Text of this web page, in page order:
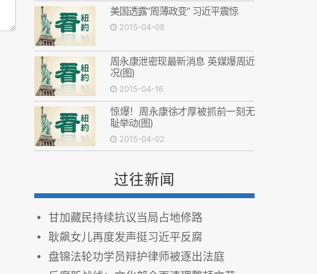
美国透露“周薄政变” 习近平震惊
2015-04-08
周永康泄密现最新消息 英媒爆周近
况(图)
2015-04-16
惊爆！周永康徐才厚被抓前一刻无
耻举动(图)
2015-04-02
过往新闻
甘加藏民持续抗议当局占地修路
耿飙女儿再度发声挺习近平反腐
盘锦法轮功学员辩护律师被逐出法庭